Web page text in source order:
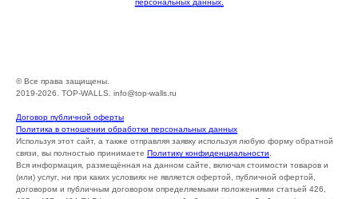
© Все права защищены.
2019-2026. TOP-WALLS. info@top-walls.ru
Договор публичной оферты
Политика в отношении обработки персональных данных
Используя этот сайт, а также отправляя заявку используя любую форму обратной
связи, вы полностью принимаете Политику конфиденциальности
Вся информация, размещённая на данном сайте, включая стоимости товаров и
(или) услуг, ни при каких условиях не является офертой, публичной офертой,
договором и публичным договором определяемыми положениями статьей 426,